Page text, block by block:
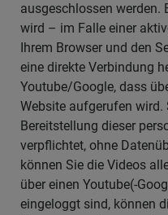
ausgeschlossen werden.
wird – im Falle einer
Ihrem Browser und den
eine direkte Verbindung
Youtube/Google, dass
Website aufgerufen wird.
Bereitstellung dieser
verpflichtet, ohne
können Sie die Videos
über einen Youtube(-
eingeloggt sind, können